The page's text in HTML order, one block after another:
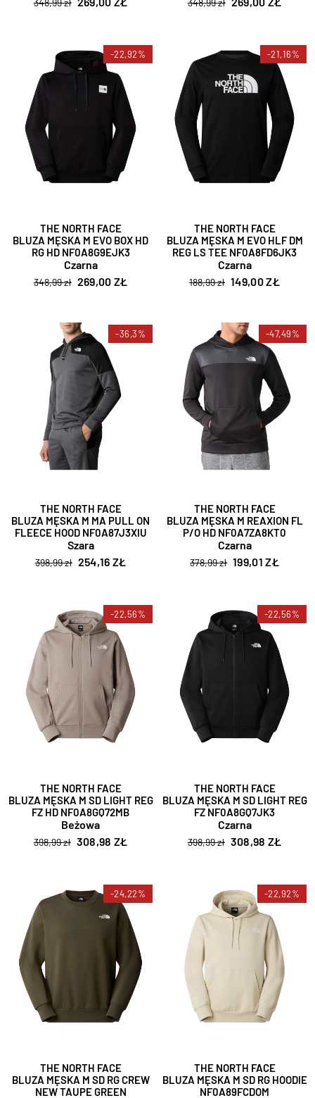
348,99 zł 348,99 zł
-22,92%
THE NORTH FACE
BLUZA MĘSKA M EVO BOX HD
RG HD NF0A8G9EJK3
Czarna
348,99 zł 269,00 ZŁ
-21,16%
THE NORTH FACE
BLUZA MĘSKA M EVO HLF DM
REG LS TEE NF0A8FD6JK3
Czarna
188,99 zł 149,00 ZŁ
-36,3%
THE NORTH FACE
BLUZA MĘSKA M MA PULL ON
FLEECE HOOD NF0A87J3XIU
Szara
398,99 zł 254,16 ZŁ
-47,49%
THE NORTH FACE
BLUZA MĘSKA M REAXION FL
P/O HD NF0A7ZA8KT0
Czarna
378,99 zł 199,01 ZŁ
-22,56%
THE NORTH FACE
BLUZA MĘSKA M SD LIGHT REG
FZ HD NF0A8GQ72MB
Beżowa
398,99 zł 308,98 ZŁ
-22,56%
THE NORTH FACE
BLUZA MĘSKA M SD LIGHT REG
FZ NF0A8GQ7JK3
Czarna
398,99 zł 308,98 ZŁ
-24,22%
THE NORTH FACE
BLUZA MĘSKA M SD RG CREW
NEW TAUPE GREEN
-22,92%
THE NORTH FACE
BLUZA MĘSKA M SD RG HOODIE
NF0A89FCDOM